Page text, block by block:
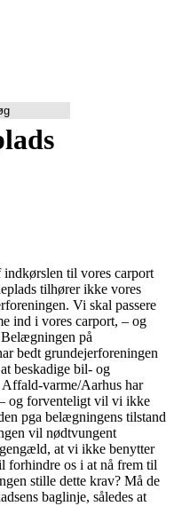
til vores carport
tilhører ikke vores
Vi skal passere
ind i vores carport, – og
på
bedt grundejerforeningen
beskadige bil- og
varme/Aarhus har
og forventeligt vil vi ikke
pga belægningens tilstand
vil nødtvungent
at vi ikke benytter
forhindre os i at nå frem til
stille dette krav? Må de
baglinje, således at